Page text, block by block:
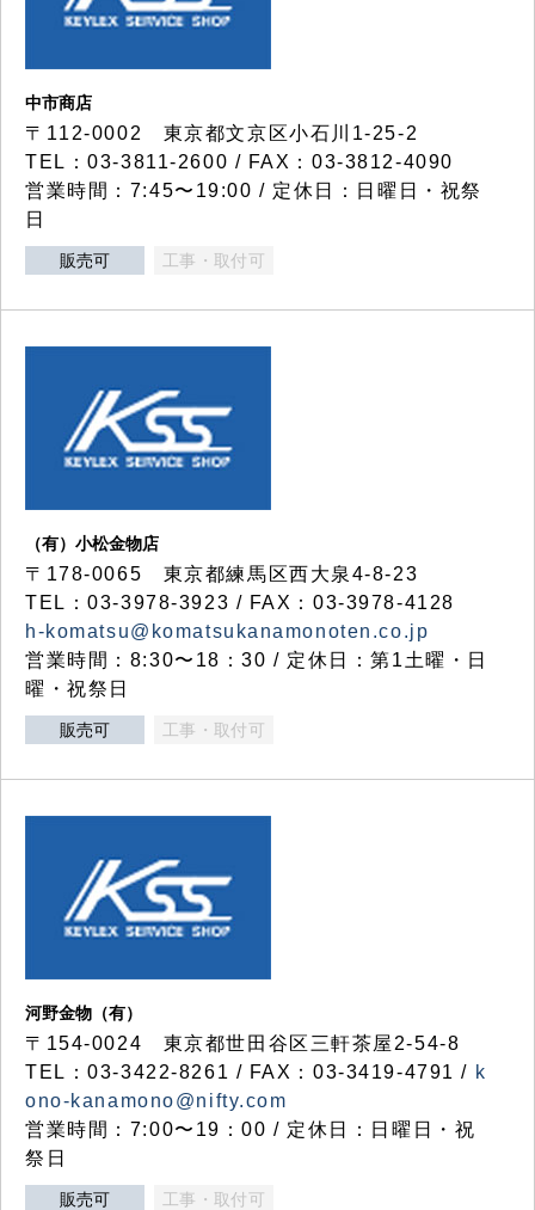
中市商店
〒112-0002 東京都文京区小石川1-25-2
TEL：03-3811-2600 / FAX：03-3812-4090
営業時間：7:45〜19:00 / 定休日：日曜日・祝祭
日
販売可 工事・取付可
（有）小松金物店
〒178-0065 東京都練馬区西大泉4-8-23
TEL：03-3978-3923 / FAX：03-3978-4128
h-komatsu@komatsukanamonoten.co.jp
営業時間：8:30〜18：30 / 定休日：第1土曜・日
曜・祝祭日
販売可 工事・取付可
河野金物（有）
〒154-0024 東京都世田谷区三軒茶屋2-54-8
TEL：03-3422-8261 / FAX：03-3419-4791 / k
ono-kanamono@nifty.com
営業時間：7:00〜19：00 / 定休日：日曜日・祝
祭日
販売可 工事・取付可